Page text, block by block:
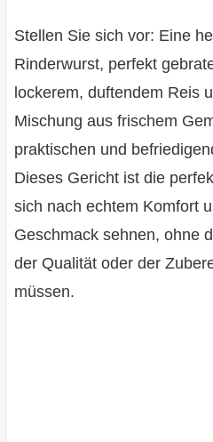
Stellen Sie sich vor: Eine
Rinderwurst, perfekt
lockerem, duftendem Reis
Mischung aus frischem
praktischen und
Dieses Gericht ist die
sich nach echtem Komfort
Geschmack sehnen, ohne
der Qualität oder der
müssen.